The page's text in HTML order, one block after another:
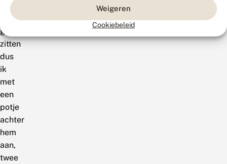
Weigeren
Cookiebeleid
echter
niet
gaan
zitten
dus
ik
met
een
potje
achter
hem
aan,
twee